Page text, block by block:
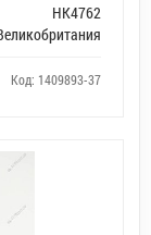
HK4762
Код: 1409893-37